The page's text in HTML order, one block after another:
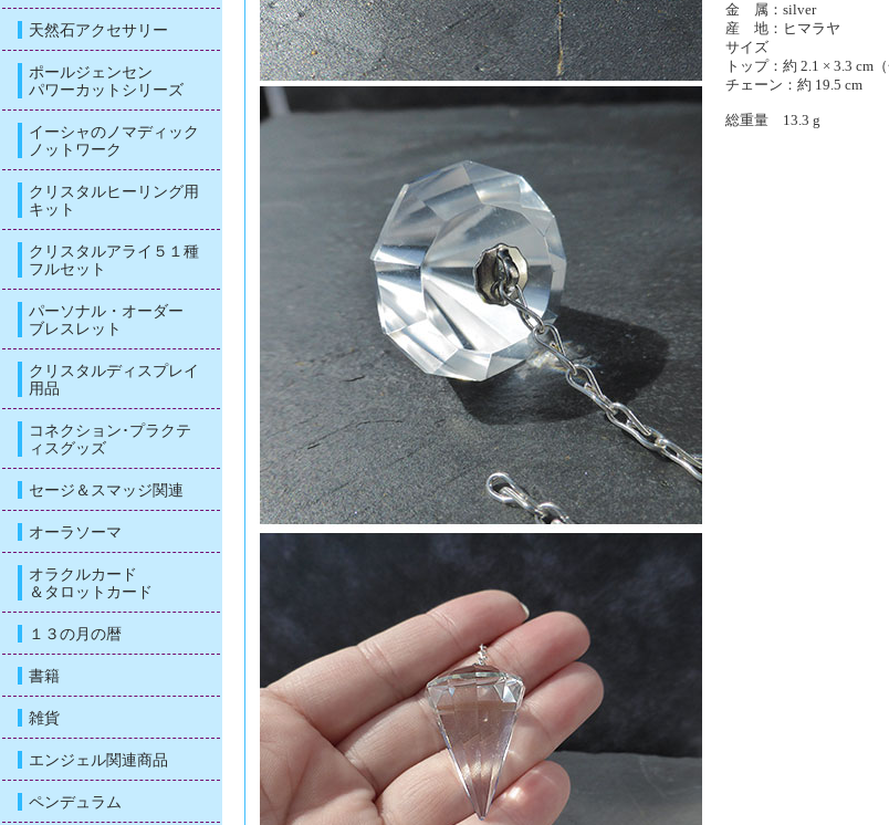
天然石アクセサリー
ポールジェンセン
パワーカットシリーズ
イーシャのノマディック
ノットワーク
クリスタルヒーリング用
キット
クリスタルアライ５１種
フルセット
パーソナル・オーダー
ブレスレット
クリスタルディスプレイ
用品
コネクション･プラクテ
ィスグッズ
セージ＆スマッジ関連
オーラソーマ
オラクルカード
＆タロットカード
１３の月の暦
書籍
雑貨
エンジェル関連商品
ペンデュラム
金 属：silver
産 地：ヒマラヤ
サイズ
トップ：約 2.1 × 3.3 cm
チェーン：約 19.5 cm
総重量 13.3 g